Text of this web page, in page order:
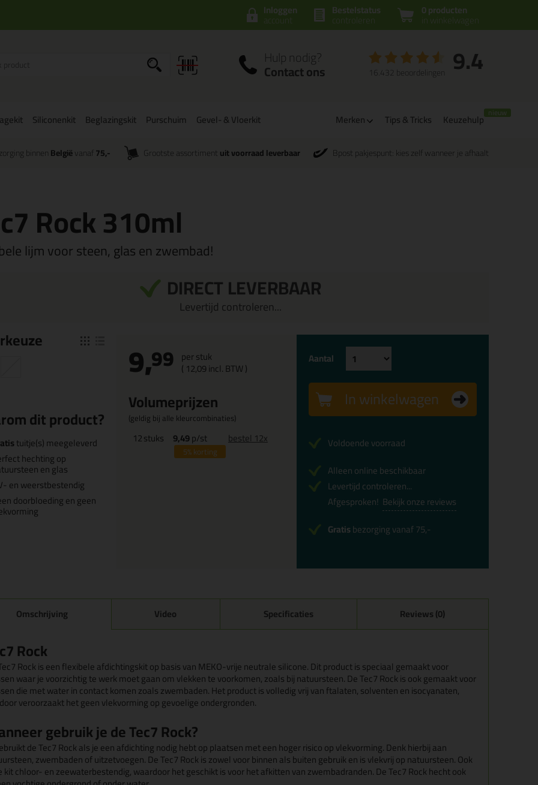
0 producten
in winkelwagen
Bestelstatus
controleren
Inloggen
account
Hulp nodig?
Contact ons 9.4
16.432 beoordelingen
Siliconenkit Beglazingskit Purschuim Gevel- & Vloerkit Merken Tips & Tricks Keuzehulp
binnenBelgiëvanaf 75,- Grootste assortiment uit voorraad leverbaar Bpost pakjespunt: kies zelf wanneer je afhaalt
Rock 310ml
lijm voor steen, glas en zwembad!
DIRECT LEVERBAAR
Levertijd controleren...
keuze
dit product?
tuitje(s) meegeleverd
hechting op
en glas
en weerstbestendig
doorbloeding en geen
9,99 per stuk
( 12,09incl. BTW )
Volumeprijzen
(geldig bij alle kleurcombinaties)
12stuks 9,49p/st
5%korting
bestel 12x
Aantal
In winkelwagen
Voldoende voorraad
Alleen online beschikbaar
Levertijd controleren...
Afgesproken! Bekijk onze reviews
Gratisbezorging vanaf 75,-
Omschrijving Video Specificaties Reviews (0)
Rock
Rock is een flexibele afdichtingskit op basis van MEKO-vrije neutrale silicone. Dit product is speciaal gemaakt voor
waar je voorzichtig te werk moet gaan om vlekken te voorkomen, zoals bij natuursteen. De Tec7 Rock is ook gemaakt voor
die met water in contact komen zoals zwembaden. Het product is volledig vrij van ftalaten, solventen en isocyanaten,
veroorzaakt het geen vlekvorming op gevoelige ondergronden.
gebruik je de Tec7 Rock?
de Tec7 Rock als je een afdichting nodig hebt op plaatsen met een hoger risico op vlekvorming. Denk hierbij aan
zwembaden of uitzetvoegen. De Tec7 Rock is zowel voor binnen als buiten gebruik en is vlekvrij op natuursteen. Ook
kit chloor- en zeewaterbestendig, waardoor het geschikt is voor het afkitten van zwembadranden. De Tec7 Rock hecht ook